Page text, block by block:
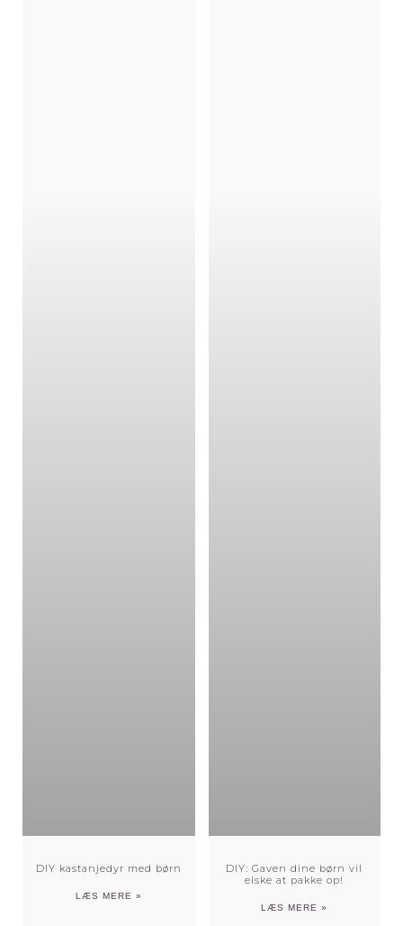
DIY kastanjedyr med børn
LÆS MERE »
DIY: Gaven dine børn vil
elske at pakke op!
LÆS MERE »